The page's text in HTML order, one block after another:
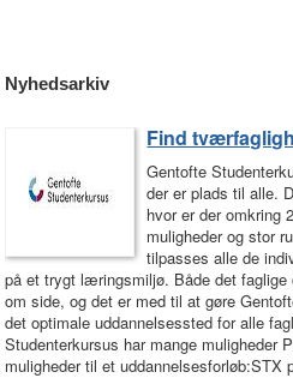
Nyhedsarkiv
Find
Gentofte
der er plads til alle.
hvor er der omkring
muligheder og stor
tilpasses alle de
på et trygt læringsmiljø. Både det
om side, og det er med til at gøre
det optimale uddannelsessted for alle
Studenterkursus har mange muligheder
muligheder til et